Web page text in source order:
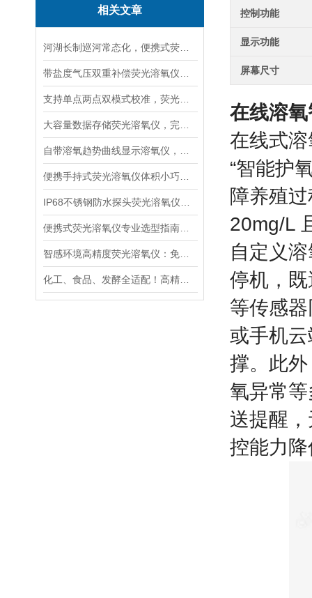
相关文章 控制功能
显示功能
屏幕尺寸
在线溶
在线式
“智能护
障养殖
20mg/L
自定义
停机，
等传感
或手机
撑。此
氧异常
送提醒
控能力